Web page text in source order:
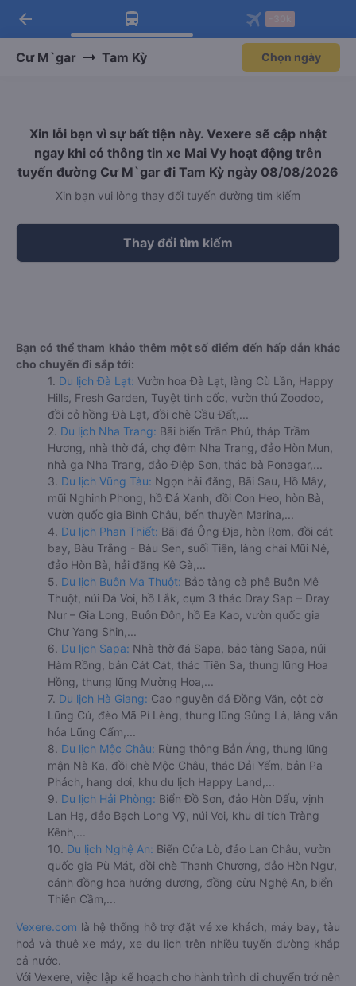
Tải app Vexere ngay!
Nhận ưu đãi thành viên độc
Mở app
Tải app Vexere
-30k/ghế khi đặt vé máy bay qua
Mở app
arrow_back
Cư M`gar Tam Kỳ Chọn ngày
Xin lỗi bạn vì sự bất tiện này. Vexere sẽ cập nhật
ngay khi có thông tin xe Mai Vy hoạt động trên
tuyến đường Cư M`gar đi Tam Kỳ ngày 08/08/2026
Xin bạn vui lòng thay đổi tuyến đường tìm kiếm
Thay đổi tìm kiếm
Bạn có thể tham khảo thêm một số điểm đến hấp dẫn khác
cho chuyến đi sắp tới:
1. Du lịch Đà Lạt: Vườn hoa Đà Lạt, làng Cù Lần, Happy
Hills, Fresh Garden, Tuyệt tình cốc, vườn thú Zoodoo,
đồi cỏ hồng Đà Lạt, đồi chè Cầu Đất,...
2. Du lịch Nha Trang: Bãi biển Trần Phú, tháp Trầm
Hương, nhà thờ đá, chợ đêm Nha Trang, đảo Hòn Mun,
nhà ga Nha Trang, đảo Điệp Sơn, thác bà Ponagar,...
3. Du lịch Vũng Tàu: Ngọn hải đăng, Bãi Sau, Hồ Mây,
mũi Nghinh Phong, hồ Đá Xanh, đồi Con Heo, hòn Bà,
vườn quốc gia Bình Châu, bến thuyền Marina,...
4. Du lịch Phan Thiết: Bãi đá Ông Địa, hòn Rơm, đồi cát
bay, Bàu Trắng - Bàu Sen, suối Tiên, làng chài Mũi Né,
đảo Hòn Bà, hải đăng Kê Gà,...
5. Du lịch Buôn Ma Thuột: Bảo tàng cà phê Buôn Mê
Thuột, núi Đá Voi, hồ Lắk, cụm 3 thác Dray Sap – Dray
Nur – Gia Long, Buôn Đôn, hồ Ea Kao, vườn quốc gia
Chư Yang Shin,...
6. Du lịch Sapa: Nhà thờ đá Sapa, bảo tàng Sapa, núi
Hàm Rồng, bản Cát Cát, thác Tiên Sa, thung lũng Hoa
Hồng, thung lũng Mường Hoa,...
7. Du lịch Hà Giang: Cao nguyên đá Đồng Văn, cột cờ
Lũng Cú, đèo Mã Pí Lèng, thung lũng Sủng Là, làng văn
hóa Lũng Cẩm,...
8. Du lịch Mộc Châu: Rừng thông Bản Áng, thung lũng
mận Nà Ka, đồi chè Mộc Châu, thác Dải Yếm, bản Pa
Phách, hang dơi, khu du lịch Happy Land,...
9. Du lịch Hải Phòng: Biển Đồ Sơn, đảo Hòn Dấu, vịnh
Lan Hạ, đảo Bạch Long Vỹ, núi Voi, khu di tích Tràng
Kênh,...
10. Du lịch Nghệ An: Biển Cửa Lò, đảo Lan Châu, vườn
quốc gia Pù Mát, đồi chè Thanh Chương, đảo Hòn Ngư,
cánh đồng hoa hướng dương, đồng cừu Nghệ An, biển
Thiên Cầm,...
Vexere.com là hệ thống hỗ trợ đặt vé xe khách, máy bay, tàu
hoả và thuê xe máy, xe du lịch trên nhiều tuyến đường khắp
cả nước.
Với Vexere, việc lập kế hoạch cho hành trình di chuyển trở nên